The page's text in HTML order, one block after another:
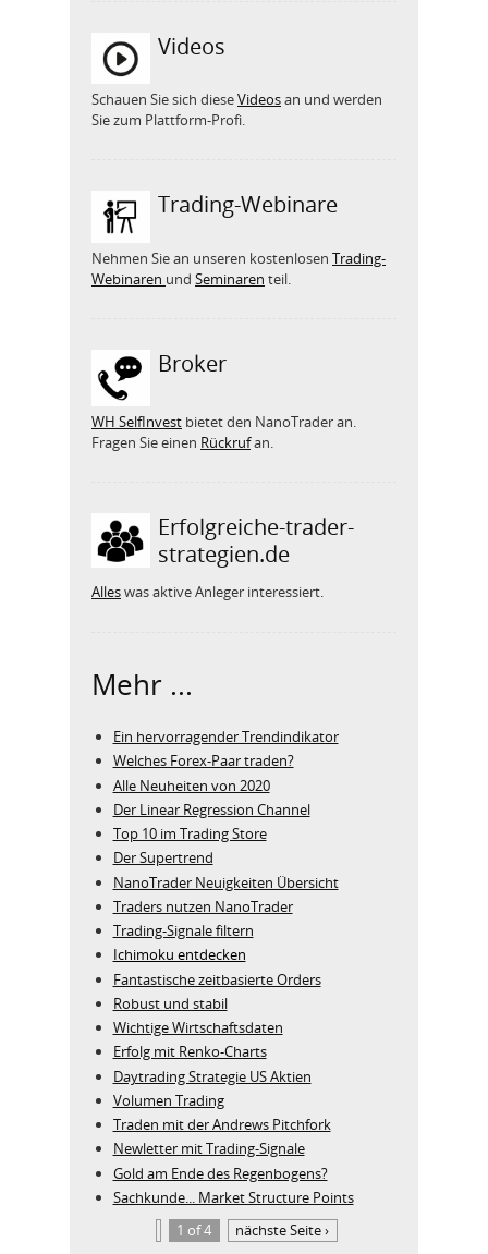
Videos
Schauen Sie sich dieseVideosan und werden
Sie zum Plattform-Profi.
Trading-Webinare
Nehmen Sie an unseren kostenlosen Trading-
Webinaren und Seminaren teil.
Broker
WH SelfInvest bietet den NanoTrader an.
Fragen Sie einen Rückrufan.
Erfolgreiche-trader-
strategien.de
Alleswas aktive Anleger interessiert.
Mehr ...
Ein hervorragender Trendindikator
Welches Forex-Paar traden?
Alle Neuheiten von 2020
Der Linear Regression Channel
Top 10 im Trading Store
Der Supertrend
NanoTrader Neuigkeiten Übersicht
Traders nutzen NanoTrader
Trading-Signale filtern
Ichimoku entdecken
Fantastische zeitbasierte Orders
Robust und stabil
Wichtige Wirtschaftsdaten
Erfolg mit Renko-Charts
Daytrading Strategie US Aktien
Volumen Trading
Traden mit der Andrews Pitchfork
Newletter mit Trading-Signale
Gold am Ende des Regenbogens?
Sachkunde... Market Structure Points
1 of 4
nächste Seite ›